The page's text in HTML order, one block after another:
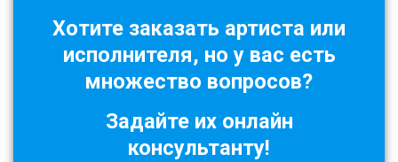
Хотите заказать артиста или
исполнителя, но у вас есть
множество вопросов?
Задайте их онлайн
консультанту!